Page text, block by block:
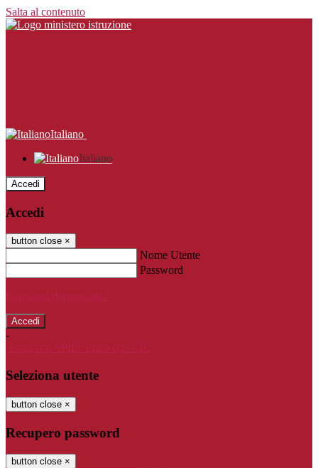
Salta al contenuto
Italiano
Italiano
Accedi
Accedi
button close ×
Nome Utente
Password
Password dimenticata?
-
Entra con SPID
Entra con CIE
Seleziona utente
button close ×
Recupero password
button close ×